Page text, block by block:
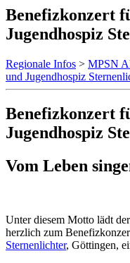
Benefizkonzert
Jugendhospiz
Regionale Infos > MPSN
und Jugendhospiz
Benefizkonzert
Jugendhospiz
Vom Leben
Unter diesem Motto lädt
herzlich zum
Sternenlichter, Göttingen,